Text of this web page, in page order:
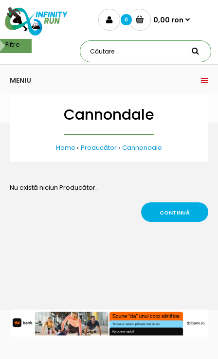
0 0,00 ron
MENIU
Cannondale
Home Producător Cannondale
Nu există niciun Producător.
CONTINUĂ
Filtre